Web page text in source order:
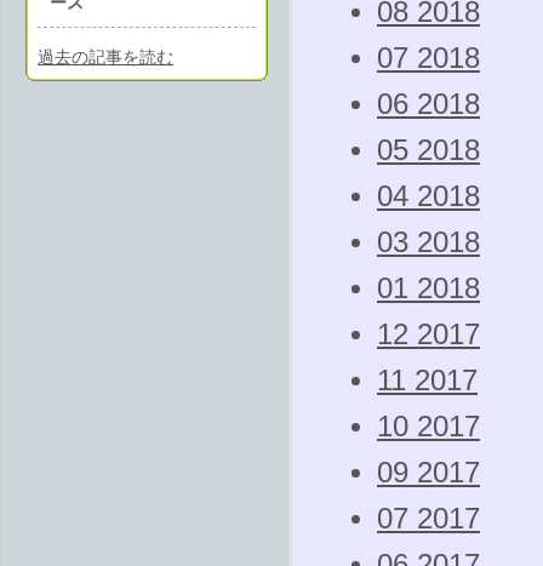
過去の記事を読む
08 2018
07 2018
06 2018
05 2018
04 2018
03 2018
01 2018
12 2017
11 2017
10 2017
09 2017
07 2017